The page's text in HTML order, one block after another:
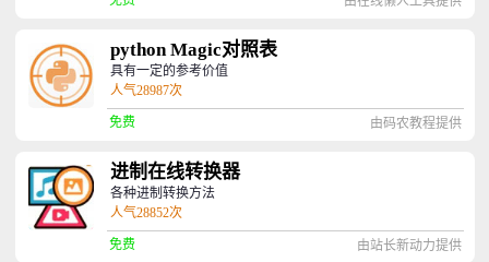
python Magic对照表
具有一定的参考价值
人气28987次
免费 由码农教程提供
进制在线转换器
各种进制转换方法
人气28852次
免费 由站长新动力提供